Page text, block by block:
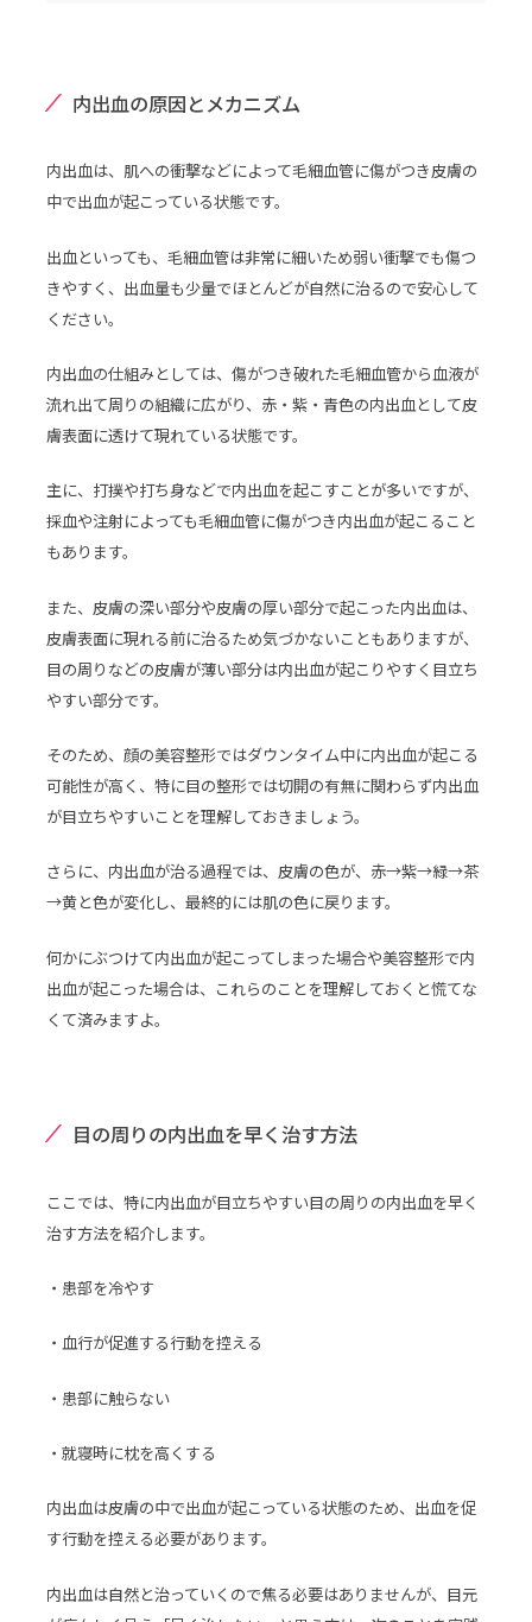
内出血の原因とメカニズム
内出血は、肌への衝撃などによって毛細血管に傷がつき皮膚の
中で出血が起こっている状態です。
出血といっても、毛細血管は非常に細いため弱い衝撃でも傷つ
きやすく、出血量も少量でほとんどが自然に治るので安心して
ください。
内出血の仕組みとしては、傷がつき破れた毛細血管から血液が
流れ出て周りの組織に広がり、赤・紫・青色の内出血として皮
膚表面に透けて現れている状態です。
主に、打撲や打ち身などで内出血を起こすことが多いですが、
採血や注射によっても毛細血管に傷がつき内出血が起こること
もあります。
また、皮膚の深い部分や皮膚の厚い部分で起こった内出血は、
皮膚表面に現れる前に治るため気づかないこともありますが、
目の周りなどの皮膚が薄い部分は内出血が起こりやすく目立ち
やすい部分です。
そのため、顔の美容整形ではダウンタイム中に内出血が起こる
可能性が高く、特に目の整形では切開の有無に関わらず内出血
が目立ちやすいことを理解しておきましょう。
さらに、内出血が治る過程では、皮膚の色が、赤→紫→緑→茶
→黄と色が変化し、最終的には肌の色に戻ります。
何かにぶつけて内出血が起こってしまった場合や美容整形で内
出血が起こった場合は、これらのことを理解しておくと慌てな
くて済みますよ。
目の周りの内出血を早く治す方法
ここでは、特に内出血が目立ちやすい目の周りの内出血を早く
治す方法を紹介します。
・患部を冷やす
・血行が促進する行動を控える
・患部に触らない
・就寝時に枕を高くする
内出血は皮膚の中で出血が起こっている状態のため、出血を促
す行動を控える必要があります。
内出血は自然と治っていくので焦る必要はありませんが、目元